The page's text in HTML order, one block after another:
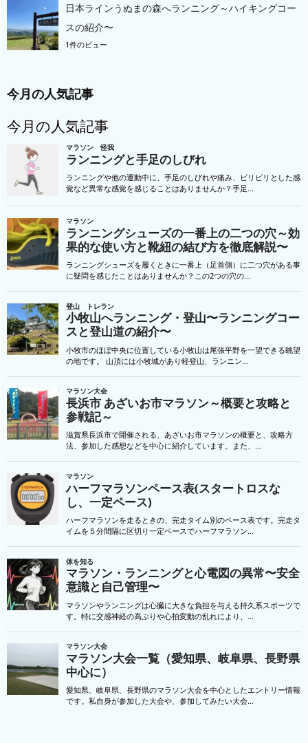
日本ラインうぬまの森へランニング～ハイキングコー
スの紹介〜
1件のビュー
今月の人気記事
今月の人気記事